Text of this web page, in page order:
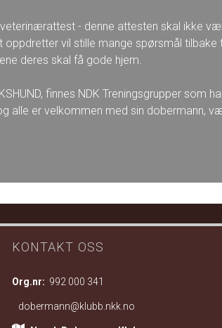
- denne attesten skal ikke
oppdretter vil stille mange spørsmål tilbake
deres skal få gode hjem.
finnes NDK Treningsgrupper som
alle er velkommen med sin dobermann,
KONTAKT OSS
Org.nr: 992 000 341
dobermann@klubb.nkk.no